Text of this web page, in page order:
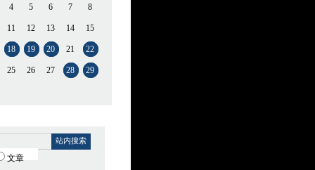
4 5 6 7 8
11 12 13 14 15
18 19 20 21 22
25 26 27 28 29
站内搜索
文章